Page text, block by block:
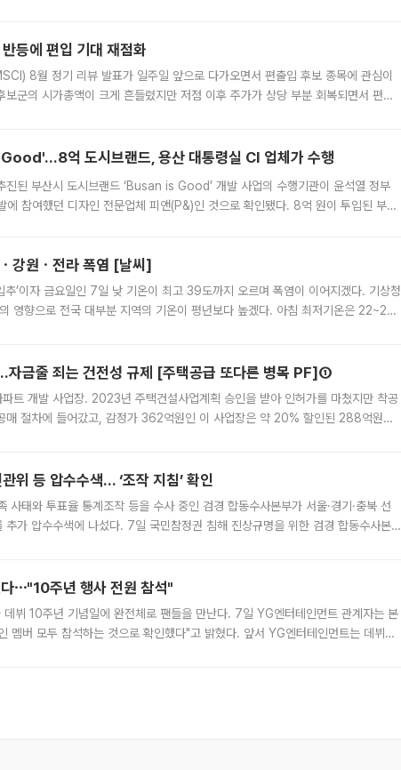
등에 편입 기대 재점화
8월 정기 리뷰 발표가 일주일 앞으로 다가오면서 편출입 후보 종목에 관심이
보군의 시가총액이 크게 흔들렸지만 저점 이후 주가가 상당 부분 회복되면서 편입
억 도시브랜드, 용산 대통령실 CI 업체가 수행
진된 부산시 도시브랜드 ‘Busan is Good’ 개발 사업의 수행기관이 윤석열 정부
에 참여했던 디자인 전문업체 피앤(P&)인 것으로 확인됐다. 8억 원이 투입된 부산
강원ㆍ전라 폭염 [날씨]
추’이자 금요일인 7일 낮 기온이 최고 39도까지 오르며 폭염이 이어지겠다. 기상청
영향으로 전국 대부분 지역의 기온이 평년보다 높겠다. 아침 최저기온은 22~27
자금줄 죄는 건전성 규제 [주택공급 또다른 병목 PF]①
트 개발 사업장. 2023년 주택건설사업계획 승인을 받아 인허가를 마쳤지만 착공
매 절차에 들어갔고, 감정가 362억원인 이 사업장은 약 20% 할인된 288억원에
위 등 압수수색… ‘조작 지침’ 확인
사태와 투표율 통계조작 등을 수사 중인 검경 합동수사본부가 서울·경기·충북 선
가 압수수색에 나섰다. 7일 국민참정권 침해 진상규명을 위한 검경 합동수사본
⋯"10주년 행사 전원 참석"
뷔 10주년 기념일에 완전체로 팬들을 만난다. 7일 YG엔터테인먼트 관계자는 본
멤버 모두 참석하는 것으로 확인했다"고 밝혔다. 앞서 YG엔터테인먼트는 데뷔